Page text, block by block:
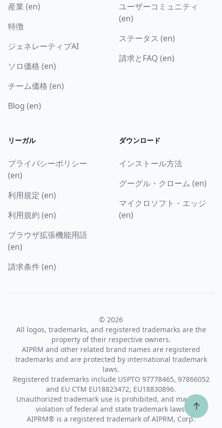
産業 (en)
特徴
ジェネレーティブAI
ソロ価格 (en)
チーム価格 (en)
Blog (en)
ユーザーコミュニティ
(en)
ステータス (en)
請求とFAQ (en)
リーガル
プライバシーポリシー
(en)
利用規定 (en)
利用規約 (en)
ブラウザ拡張機能用語
(en)
請求条件 (en)
ダウンロード
インストール方法
グーグル・クローム (en)
マイクロソフト・エッジ
(en)
© 2026
All logos, trademarks, and registered trademarks are the
property of their respective owners.
AIPRM and other related brand names are registered
trademarks and are protected by international trademark
laws.
Registered trademarks include USPTO 97778465, 97866052
and EU CTM EU18823472, EU18830896.
Unauthorized trademark use is prohibited, and may be a
violation of federal and state trademark laws.
AIPRM® is a registered trademark of AIPRM, Corp.
↑